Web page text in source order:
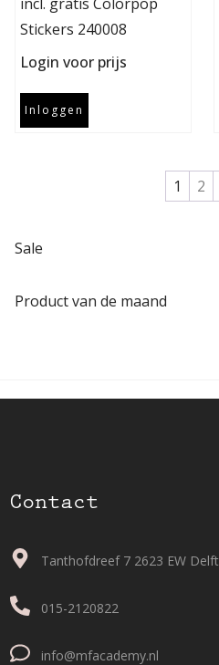
Stickers 240008
Login voor prijs
Inloggen
1 2
Sale
Product van de maand
Contact
Tanthofdreef 7 2623 EW Delft
015-2120822
info@mfacademy.nl